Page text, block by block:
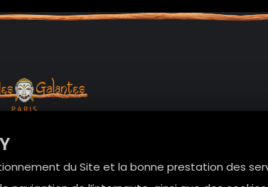
du Site et la bonne prestation des
75004 Paris